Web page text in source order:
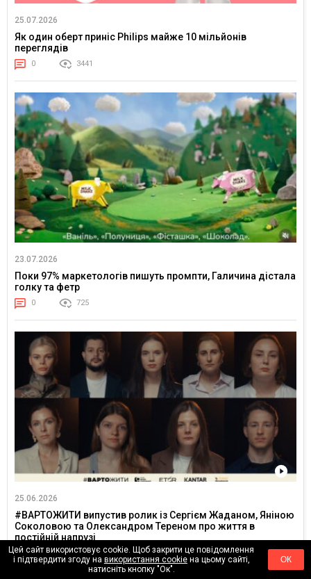
25.07.2026
Як один оберт приніс Philips майже 10 мільйонів
переглядів
0 3441
23.07.2026
Поки 97% маркетологів пишуть промпти, Галичина дістала
голку та фетр
0 725
25.06.2026
#ВАРТОЖИТИ випустив ролик із Сергієм Жаданом, Яніною
Соколовою та Олександром Тереном про життя в
постійній напрузі
0 3201
Цей сайт використовує cookie. Щоб закрити це повідомлення
і підтвердити згоду на використання cookieна цьому сайті,
натисніть кнопку "Ок".
ОК